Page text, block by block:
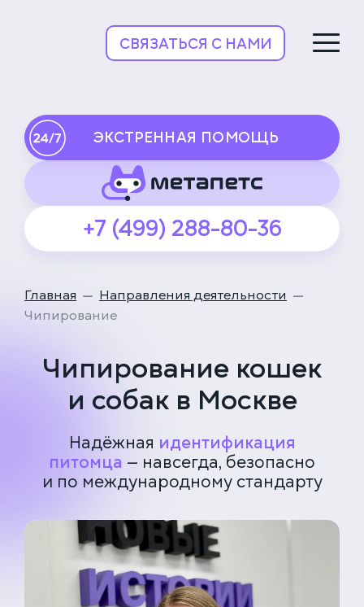
СВЯЗАТЬСЯ С НАМИ
ЭКСТРЕННАЯ ПОМОЩЬ
+7 (499) 288-80-36
Главная
Направления деятельности
Чипирование
Чипирование кошек
и собак в Москве
Надёжная идентификация
питомца — навсегда, безопасно
и по международному стандарту